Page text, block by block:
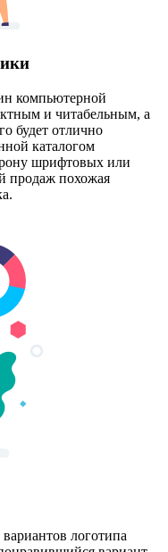
компьютерной
и читабельным, а
будет отлично
каталогом
шрифтовых или
продаж похожая
логотипа